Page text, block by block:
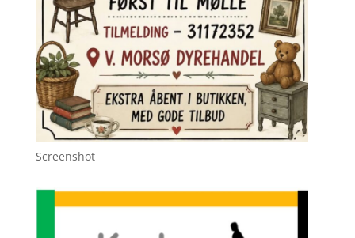
Screenshot